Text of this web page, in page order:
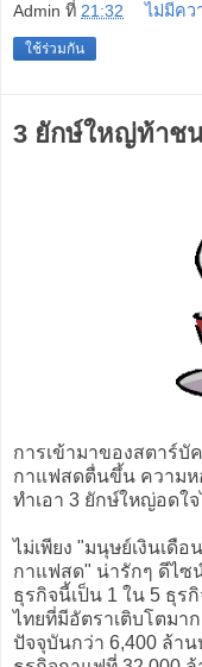
Admin ที่ 21:32 ไม่มีคว
ใช้ร่วมกัน
3 ยักษ์ใหญ่ท้าช
การเข้ามาของสตาร์บั
กาแฟสดตื่นขึ้น ความ
ทำเอา 3 ยักษ์ใหญ่อดใจ
ไม่เพียง "มนุษย์เงินเดื
กาแฟสด" น่ารักๆ ดีไซ
ธุรกิจนี้เป็น 1 ใน 5 ธุร
ไทยที่มีอัตราเติบโตมา
ปัจจุบันกว่า 6,400 ล้า